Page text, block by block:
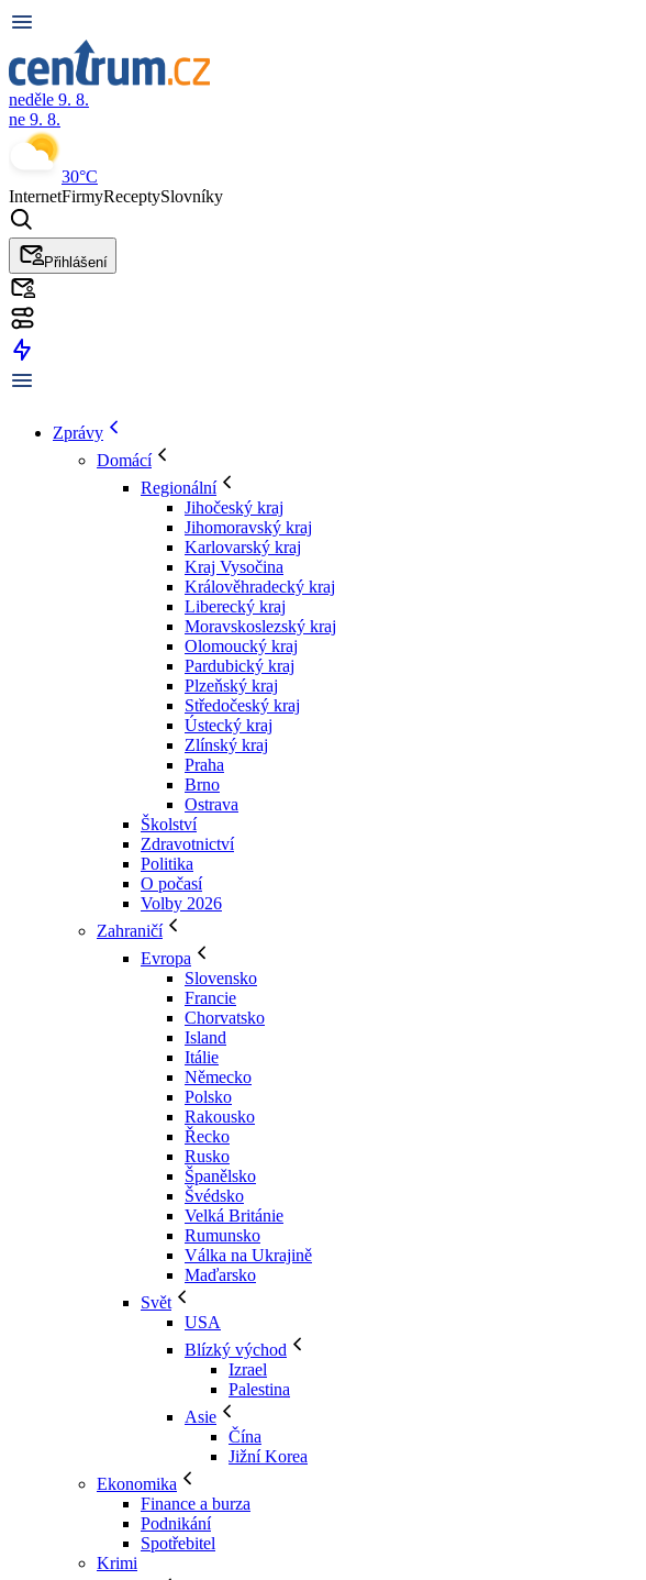
neděle 9. 8.
ne 9. 8.
30°C
InternetFirmyReceptySlovníky
Přihlášení
Zprávy
Domácí
Regionální
Jihočeský kraj
Jihomoravský kraj
Karlovarský kraj
Kraj Vysočina
Králověhradecký kraj
Liberecký kraj
Moravskoslezský kraj
Olomoucký kraj
Pardubický kraj
Plzeňský kraj
Středočeský kraj
Ústecký kraj
Zlínský kraj
Praha
Brno
Ostrava
Školství
Zdravotnictví
Politika
O počasí
Volby 2026
Zahraničí
Evropa
Slovensko
Francie
Chorvatsko
Island
Itálie
Německo
Polsko
Rakousko
Řecko
Rusko
Španělsko
Švédsko
Velká Británie
Rumunsko
Válka na Ukrajině
Maďarsko
Svět
USA
Blízký východ
Izrael
Palestina
Asie
Čína
Jižní Korea
Ekonomika
Finance a burza
Podnikání
Spotřebitel
Krimi